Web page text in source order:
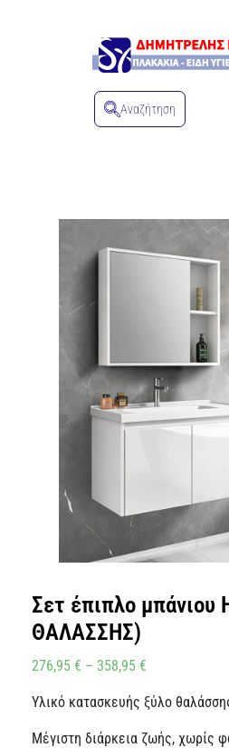
Αναζήτηση
Σετ έπιπλο μπάνιου
ΘΑΛΑΣΣΗΣ)
276,95 € – 358,95 €
Υλικό κατασκευής ξύλο
Μέγιστη διάρκεια ζωής, χωρίς